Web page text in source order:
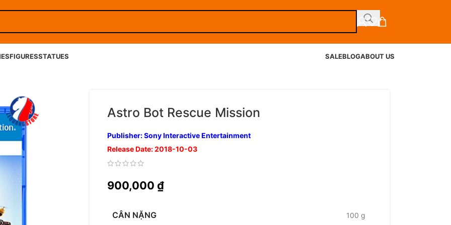
FIGURESSTATUES SALEBLOGABOUT US
Astro Bot Rescue Mission
Publisher: Sony Interactive Entertainment
Release Date: 2018-10-03
900,000 ₫
CÂN NẶNG 100 g